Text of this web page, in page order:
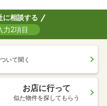
に相談する
力2項目
いて聞く
お店に行って
似た物件を探してもらう